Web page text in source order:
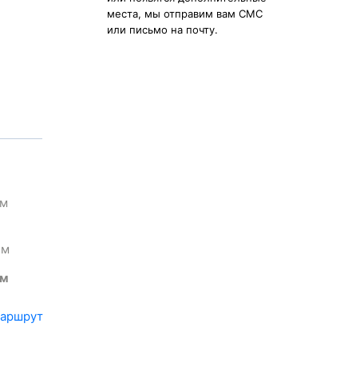
м
м
м
места, мы отправим вам СМС
или письмо на почту.